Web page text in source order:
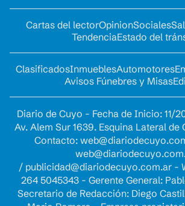
Cartas del lectorOpinionSociales
TendenciaEstado del
ClasificadosInmueblesAutomotores
Avisos Fúnebres y Misas
Diario de Cuyo - Fecha de Inicio: 11/
Av. Alem Sur 1639. Esquina Lateral
Contacto:
/ publicidad@diariodecuyo.com.ar-
264 5045343 - Gerente General:
Secretario de Redacción: Diego